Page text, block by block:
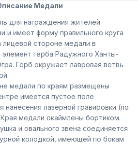
Медали
для награждения жителей
и имеет форму правильного круга
стороне медали в
герба Радужного Ханты-
Герб окружает лавровая ветвь
медали по краям размещены
имеется пустое поле
нанесения лазерной гравировки (по
медали окаймлены бортиком.
и овального звена соединяется
колодкой, имеющей по бокам